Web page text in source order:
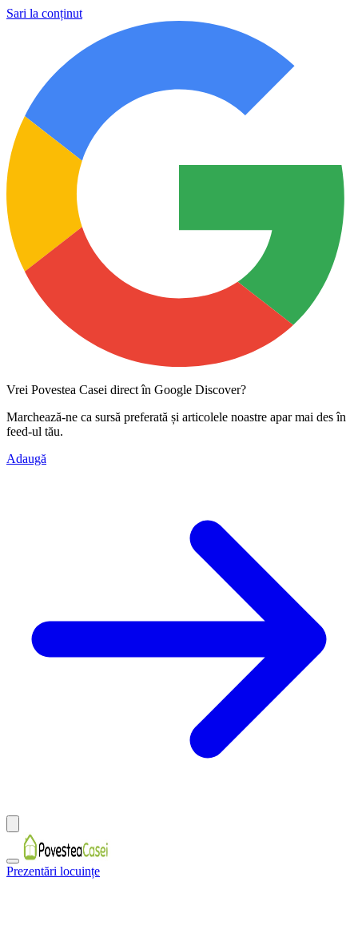
Sari la conținut
Vrei Povestea Casei direct în Google Discover?
Marchează-ne ca sursă preferată și articolele noastre apar mai des în
feed-ul tău.
Adaugă
Prezentări locuințe